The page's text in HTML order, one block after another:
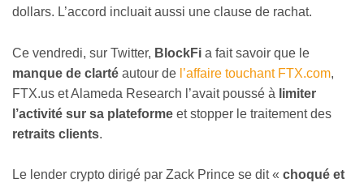
dollars. L’accord incluait aussi une clause de rachat.
Ce vendredi, sur Twitter, BlockFi a fait savoir que le
manque de clarté autour de l’affaire touchant FTX.com,
FTX.us et Alameda Research l’avait poussé à limiter
l’activité sur sa plateforme et stopper le traitement des
retraits clients.
Le lender crypto dirigé par Zack Prince se dit « choqué et